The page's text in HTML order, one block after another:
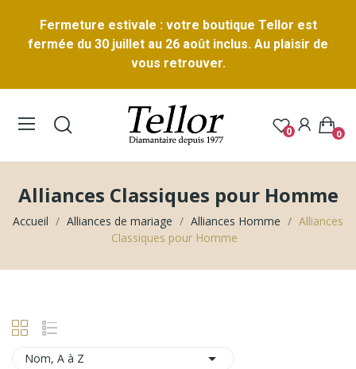
Fermeture estivale : votre boutique Tellor est
fermée du 30 juillet au 26 août inclus. Au plaisir de
vous retrouver.
0 0
Alliances Classiques pour Homme
Accueil Alliances de mariage Alliances Homme
Alliances
Classiques pour Homme
Nom, A à Z 